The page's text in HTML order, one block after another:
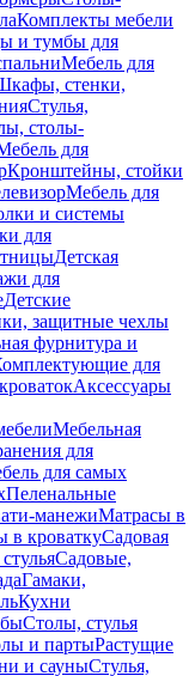
Комплекты мебели
и тумбы для
Мебель для
стенки,
Стулья,
столы-
для
Кронштейны, стойки
Мебель для
и системы
для
Детская
для
Детские
защитные чехлы
фурнитура и
для
Аксессуары
Мебельная
для
для самых
Пеленальные
манежиМатрасы в
в кроваткуСадовая
Садовые,
Гамаки,
Кухни
Столы, стулья
и партыРастущие
и сауныСтулья,